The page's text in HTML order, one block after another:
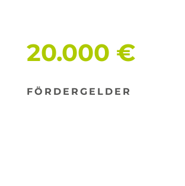
20.000 €
FÖRDERGELDER